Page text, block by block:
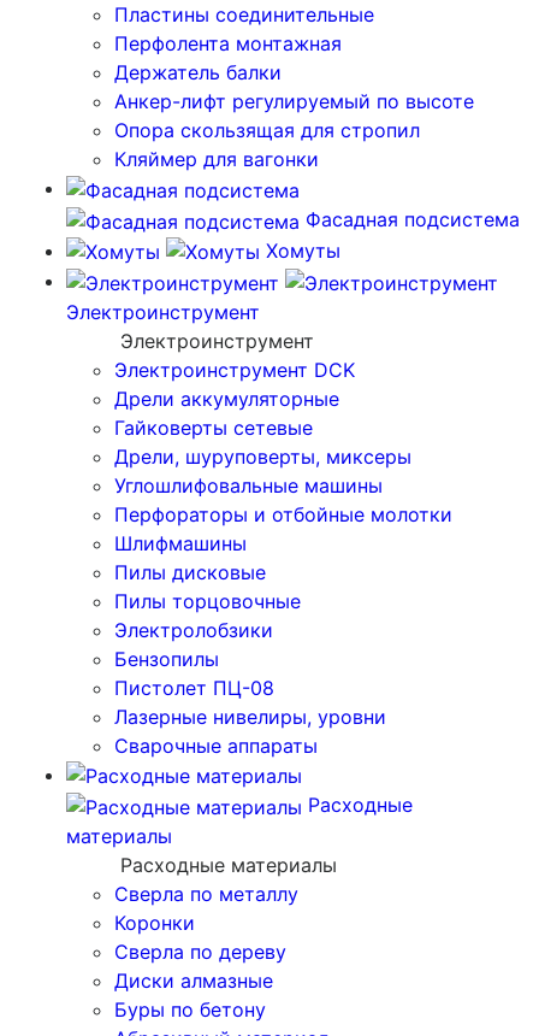
Пластины соединительные
Перфолента монтажная
Держатель балки
Анкер-лифт регулируемый по высоте
Опора скользящая для стропил
Кляймер для вагонки
Фасадная подсистема
Хомуты
Электроинструмент
Электроинструмент
Электроинструмент DCK
Дрели аккумуляторные
Гайковерты сетевые
Дрели, шуруповерты, миксеры
Углошлифовальные машины
Перфораторы и отбойные молотки
Шлифмашины
Пилы дисковые
Пилы торцовочные
Электролобзики
Бензопилы
Пистолет ПЦ-08
Лазерные нивелиры, уровни
Сварочные аппараты
Расходные
материалы
Расходные материалы
Сверла по металлу
Коронки
Сверла по дереву
Диски алмазные
Буры по бетону